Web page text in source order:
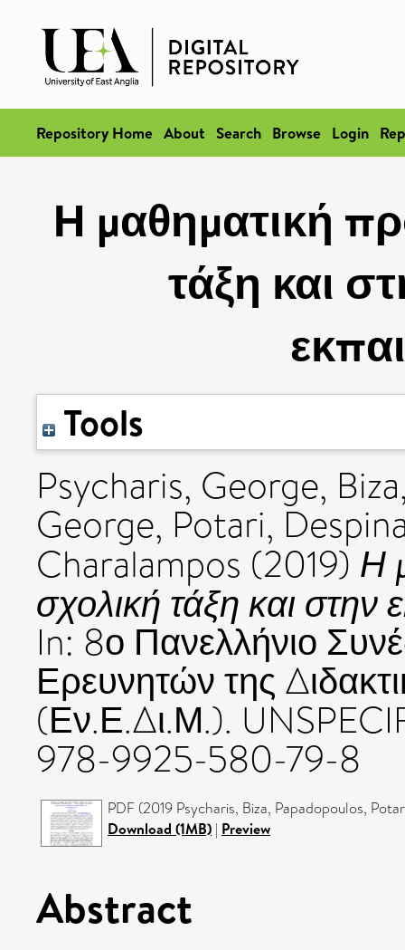
Repository Home About Search Browse Login
Η μαθηματική
τάξη και
Tools
Psycharis, George,
George, Potari,
Charalampos (2019) Η
σχολική τάξη και στην
In: 8ο Πανελλήνιο
Ερευνητών της
(Εν.Ε.Δι.Μ.).
978-9925-580-79-8
PDF (2019 Psycharis, Biza, Papadopoulos,
Download (1MB) | Preview
Abstract